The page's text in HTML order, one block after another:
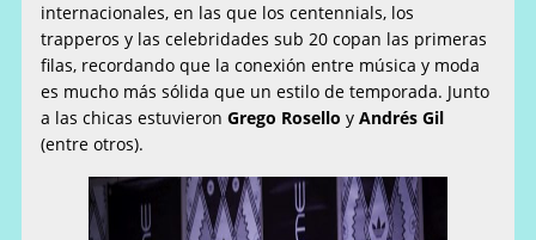
internacionales, en las que los centennials, los
trapperos y las celebridades sub 20 copan las primeras
filas, recordando que la conexión entre música y moda
es mucho más sólida que un estilo de temporada. Junto
a las chicas estuvieronGrego RoselloyAndrés Gil
(entre otros).